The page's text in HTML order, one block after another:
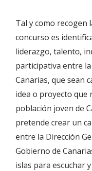
Tal y como recogen
concurso es
liderazgo, talento,
participativa entre
Canarias, que sean
idea o proyecto que
población joven de
pretende crear un
entre la Dirección
Gobierno de
islas para escuchar